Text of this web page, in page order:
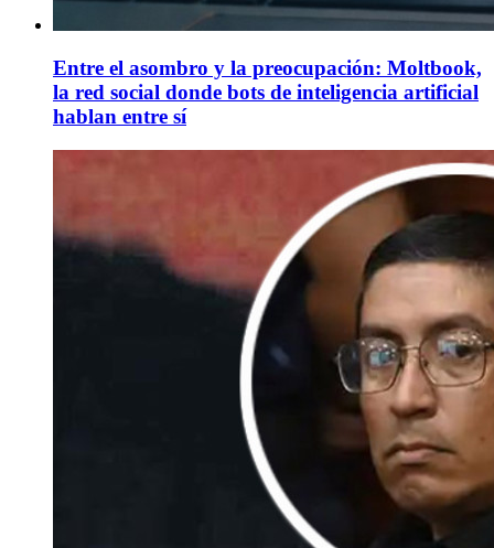
Entre el asombro y la preocupación: Moltbook,
la red social donde bots de inteligencia artificial
hablan entre sí